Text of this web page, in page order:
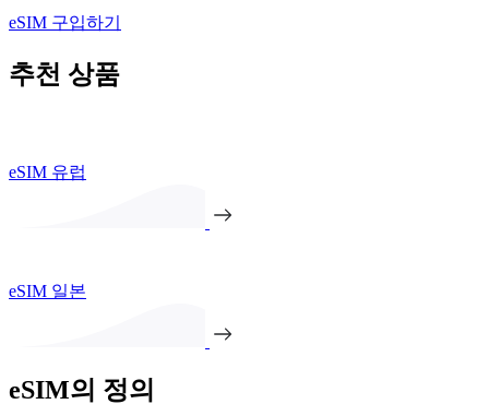
eSIM 구입하기
추천 상품
eSIM 유럽
eSIM 일본
eSIM의 정의